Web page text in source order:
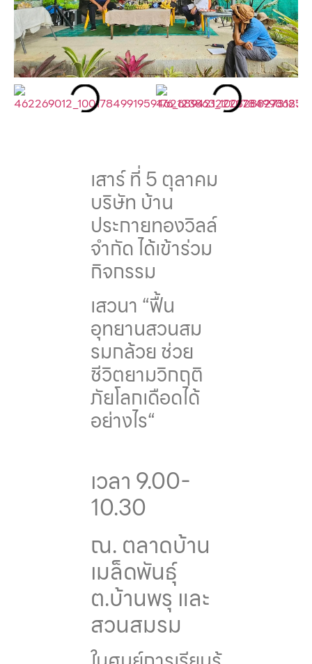
เสาร์ ที่ 5 ตุลาคม
บริษัท บ้าน
ประกายทองวิลล์
จำกัด ได้เข้าร่วม
กิจกรรม
เสวนา “ฟื้น
อุทยานสวนสม
รมกล้วย ช่วย
ชีวิตยามวิกฤติ
ภัยโลกเดือดได้
อย่างไร“
เวลา 9.00-
10.30
ณ. ตลาดบ้าน
เมล็ดพันธุ์
ต.บ้านพรุ และ
สวนสมรม